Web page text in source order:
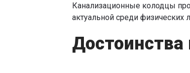
Канализационные колодцы
актуальной среди физических